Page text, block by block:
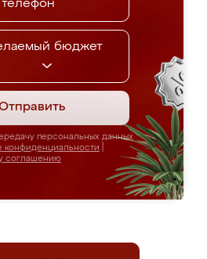
бюджет
персональных данных
конфиденциальности
соглашению